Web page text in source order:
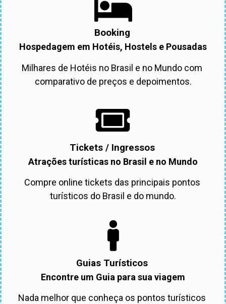
Booking
Hospedagem em Hotéis, Hostels e Pousadas
Milhares de Hotéis no Brasil e no Mundo com
comparativo de preços e depoimentos.
Tickets / Ingressos
Atrações turísticas no Brasil e no Mundo
Compre online tickets das principais pontos
turísticos do Brasil e do mundo.
Guias Turísticos
Encontre um Guia para sua viagem
Nada melhor que conheça os pontos turísticos